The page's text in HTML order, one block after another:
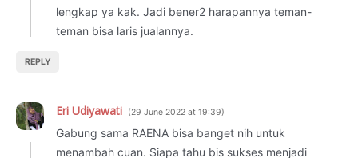
lengkap ya kak. Jadi bener2 harapannya teman-
teman bisa laris jualannya.
REPLY
Eri Udiyawati 29 June 2022 at 19:39
Gabung sama RAENA bisa banget nih untuk
menambah cuan. Siapa tahu bis sukses menjadi